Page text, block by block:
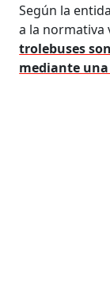
Según la
a la normativa
trolebuses
mediante